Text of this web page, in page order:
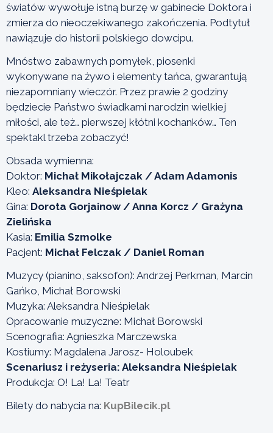
światów wywołuje istną burzę w gabinecie Doktora i
zmierza do nieoczekiwanego zakończenia. Podtytuł
nawiązuje do historii polskiego dowcipu.
Mnóstwo zabawnych pomyłek, piosenki
wykonywane na żywo i elementy tańca, gwarantują
niezapomniany wieczór. Przez prawie 2 godziny
będziecie Państwo świadkami narodzin wielkiej
miłości, ale też… pierwszej kłótni kochanków… Ten
spektakl trzeba zobaczyć!
Obsada wymienna:
Doktor: Michał Mikołajczak / Adam Adamonis
Kleo: Aleksandra Nieśpielak
Gina: Dorota Gorjainow / Anna Korcz / Grażyna
Zielińska
Kasia: Emilia Szmolke
Pacjent: Michał Felczak / Daniel Roman
Muzycy (pianino, saksofon): Andrzej Perkman, Marcin
Gańko, Michał Borowski
Muzyka: Aleksandra Nieśpielak
Opracowanie muzyczne: Michał Borowski
Scenografia: Agnieszka Marczewska
Kostiumy: Magdalena Jarosz- Holoubek
Scenariusz i reżyseria: Aleksandra Nieśpielak
Produkcja: O! La! La! Teatr
Bilety do nabycia na: KupBilecik.pl